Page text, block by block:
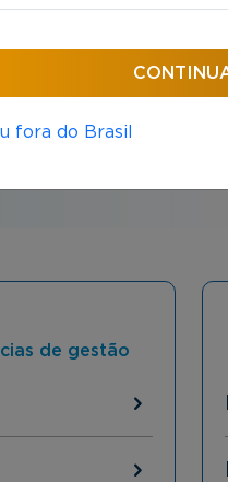
são referência no
FGV com as mais
desenhados para
de gestão
fora do Brasil